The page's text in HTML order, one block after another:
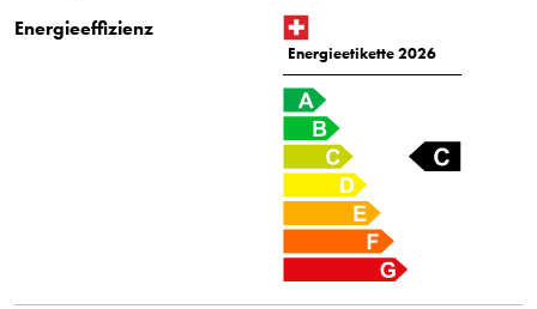
Energieeffizienz
Energieetikette 2026